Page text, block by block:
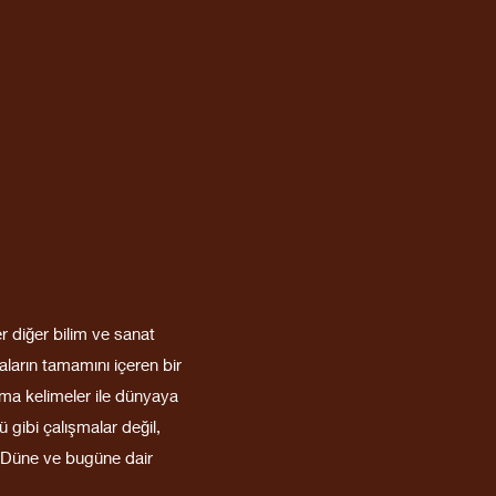
diğer bilim ve sanat
tamamını içeren bir
kelimeler ile dünyaya
gibi çalışmalar değil,
ve bugüne dair